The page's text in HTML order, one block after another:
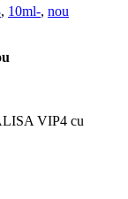
, 10ml-, nou
VIP4 cu